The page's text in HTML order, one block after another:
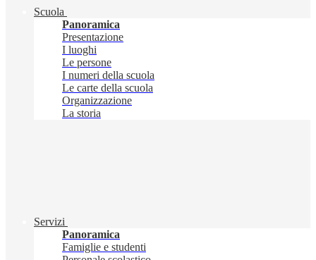
Scuola
Panoramica
Presentazione
I luoghi
Le persone
I numeri della scuola
Le carte della scuola
Organizzazione
La storia
Servizi
Panoramica
Famiglie e studenti